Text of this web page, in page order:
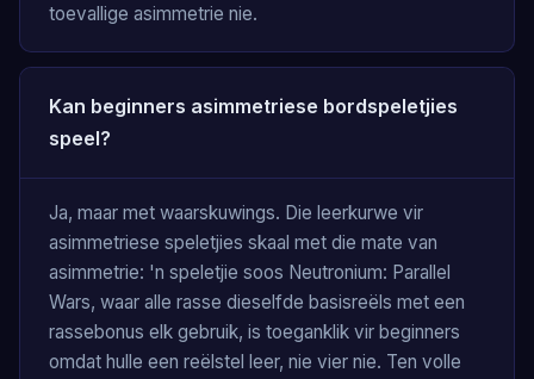
toevallige asimmetrie nie.
Kan beginners asimmetriese bordspeletjies
speel?
Ja, maar met waarskuwings. Die leerkurwe vir
asimmetriese speletjies skaal met die mate van
asimmetrie: 'n speletjie soos Neutronium: Parallel
Wars, waar alle rasse dieselfde basisreëls met een
rassebonus elk gebruik, is toeganklik vir beginners
omdat hulle een reëlstel leer, nie vier nie. Ten volle